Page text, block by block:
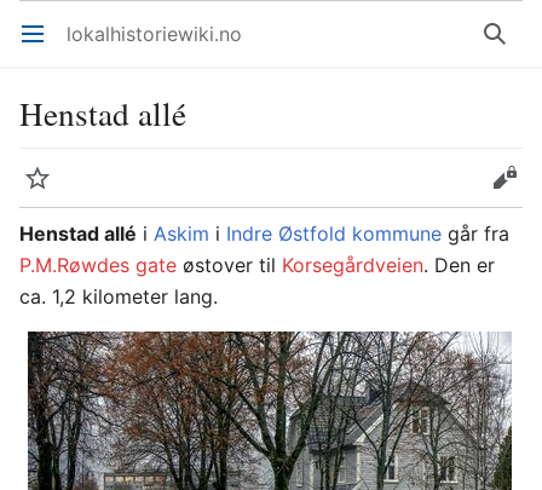
Åpne hovedmenyen lokalhistoriewiki.no Søk
Henstad allé
Overvåk
Rediger
Henstad allé i Askim i Indre Østfold kommune går fra
P.M.Røwdes gate østover til Korsegårdveien. Den er
ca. 1,2 kilometer lang.